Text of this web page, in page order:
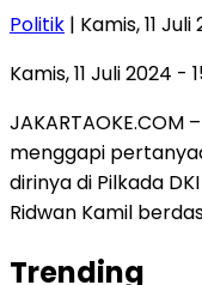
Politik | Kamis, 11
Kamis, 11 Juli 2024 -
JAKARTAOKE.COM
menggapi
dirinya di Pilkada
Ridwan Kamil
Trending